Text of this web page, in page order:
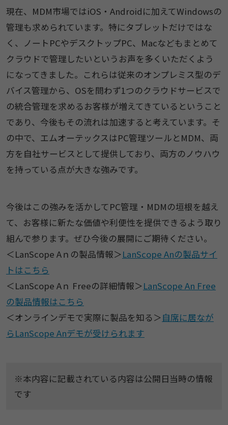
現在、MDM市場ではiOS・Androidに加えてWindowsの
管理も求められています。特にタブレットだけではな
く、ノートPCやデスクトップPC、Macなどもまとめて
クラウドで管理したいというお声を多くいただくよう
になってきました。これらは従来のオンプレミス型のデ
バイス管理から、OSを問わず1つのクラウドサービスで
の統合管理を求めるお客様が増えてきているということ
であり、今後もその流れは加速すると考えています。そ
の中で、エムオーテックスはPC管理ツールとMDM、両
方を自社サービスとして提供しており、両方のノウハウ
を持っている点が大きな強みです。
今後はこの強みを活かしてPC管理・MDMの垣根を越え
て、お客様に新たな価値や利便性を提供できるよう取り
組んで参ります。ぜひ今後の展開にご期待ください。
＜LanScope Aｎの製品情報＞LanScope Anの製品サイ
トはこちら
＜LanScope Aｎ Freeの詳細情報＞LanScope An Free
の製品情報はこちら
＜オンラインデモで実際に製品を知る＞自席に居なが
らLanScope Anデモが受けられます
※本内容に記載されている内容は公開日当時の情報
です